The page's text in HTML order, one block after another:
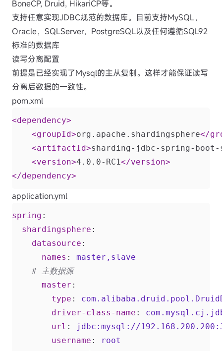
BoneCP, Druid, HikariCP等。
支持任意实现JDBC规范的数据库。目前支持MySQL，
Oracle，SQLServer，PostgreSQL以及任何遵循SQL92
标准的数据库
读写分离配置
前提是已经实现了Mysql的主从复制。这样才能保证读写
分离后数据的一致性。
pom.xml
<dependency>
<groupId>org.apache.shardingsphere</
<artifactId>sharding-jdbc-spring-
<version>4.0.0-RC1</version>
</dependency>
application.yml
spring :
shardingsphere :
datasource :
names :
master,slave
# 主数据源
master :
type :
driver-class-name :
url :
jdbc:mysql://
username :
root